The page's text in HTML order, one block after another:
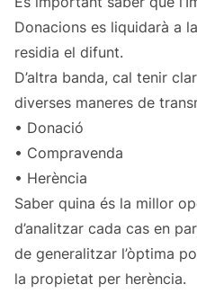
Donacions es liquidarà a
residia el difunt.
D’altra banda, cal tenir
diverses maneres de
• Donació
• Compravenda
• Herència
Saber quina és la millor
d’analitzar cada cas en
de generalitzar l’òptima
la propietat per herència.